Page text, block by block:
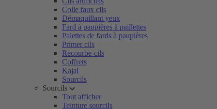
Colle faux cils
Démaquillant yeux
Fard à paupières à paillettes
Palettes de fards à paupières
Primer cils
Recourbe-cils
Coffrets
Kajal
Sourcils
Sourcils
Tout afficher
Teinture sourcils